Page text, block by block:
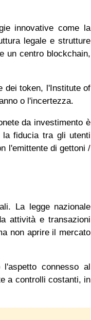
innovative come la
legale e strutture
un centro blockchain,
dei token, l'Institute of
o l'incertezza.
da investimento è
la fiducia tra gli utenti
l'emittente di gettoni /
La legge nazionale
attività e transazioni
non aprire il mercato
connesso al
a controlli costanti, in